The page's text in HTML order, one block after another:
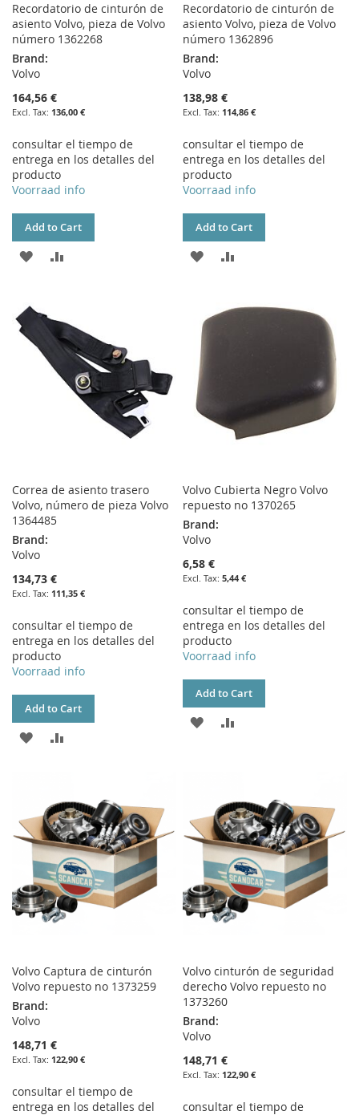
Recordatorio de cinturón de
asiento Volvo, pieza de Volvo
número 1362268
Brand:
Volvo
164,56 €
136,00 €
consultar el tiempo de
entrega en los detalles del
producto
Voorraad info
Add to Cart
ADD
WISH
LIST
Recordatorio de cinturón de
asiento Volvo, pieza de Volvo
número 1362896
Brand:
Volvo
138,98 €
114,86 €
consultar el tiempo de
entrega en los detalles del
producto
Voorraad info
Add to Cart
ADD
WISHCOMPARE
Correa de asiento trasero
Volvo, número de pieza Volvo
1364485
Brand:
Volvo
134,73 €
111,35 €
consultar el tiempo de
entrega en los detalles del
producto
Voorraad info
Add to Cart
ADD
LIST
Volvo Cubierta Negro Volvo
repuesto no 1370265
Brand:
Volvo
6,58 €
5,44 €
consultar el tiempo de
entrega en los detalles del
producto
Voorraad info
Add to Cart
ADD
LIST
Volvo Captura de cinturón
Volvo repuesto no 1373259
Brand:
Volvo
148,71 €
122,90 €
consultar el tiempo de
entrega en los detalles del
Volvo cinturón de seguridad
derecho Volvo repuesto no
1373260
Brand:
Volvo
148,71 €
122,90 €
consultar el tiempo de